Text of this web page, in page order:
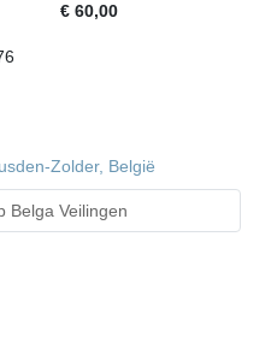
€ 60,00
Zolder, België
Belga Veilingen